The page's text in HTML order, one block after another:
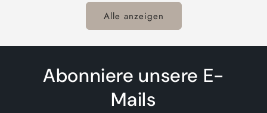
Alle anzeigen
Abonniere unsere E-
Mails